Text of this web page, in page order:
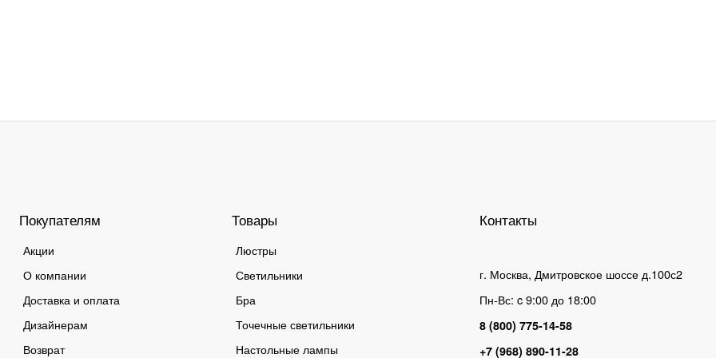
Покупателям
Акции
О компании
Доставка и оплата
Дизайнерам
Возврат
Товары
Люстры
Светильники
Бра
Точечные светильники
Настольные лампы
Контакты
г. Москва, Дмитровское шоссе д.100с2
Пн-Вс: c 9:00 до 18:00
8 (800) 775-14-58
+7 (968) 890-11-28